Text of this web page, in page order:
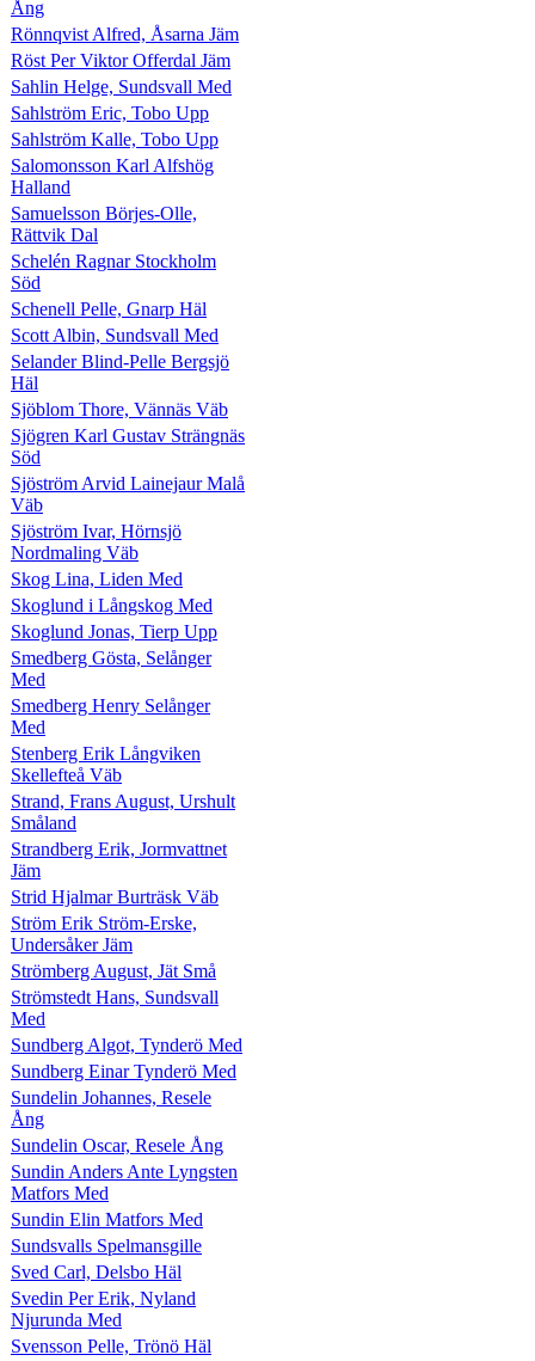
Ång
Rönnqvist Alfred, Åsarna Jäm
Röst Per Viktor Offerdal Jäm
Sahlin Helge, Sundsvall Med
Sahlström Eric, Tobo Upp
Sahlström Kalle, Tobo Upp
Salomonsson Karl Alfshög
Halland
Samuelsson Börjes-Olle,
Rättvik Dal
Schelén Ragnar Stockholm
Söd
Schenell Pelle, Gnarp Häl
Scott Albin, Sundsvall Med
Selander Blind-Pelle Bergsjö
Häl
Sjöblom Thore, Vännäs Väb
Sjögren Karl Gustav Strängnäs
Söd
Sjöström Arvid Lainejaur Malå
Väb
Sjöström Ivar, Hörnsjö
Nordmaling Väb
Skog Lina, Liden Med
Skoglund i Långskog Med
Skoglund Jonas, Tierp Upp
Smedberg Gösta, Selånger
Med
Smedberg Henry Selånger
Med
Stenberg Erik Långviken
Skellefteå Väb
Strand, Frans August, Urshult
Småland
Strandberg Erik, Jormvattnet
Jäm
Strid Hjalmar Burträsk Väb
Ström Erik Ström-Erske,
Undersåker Jäm
Strömberg August, Jät Små
Strömstedt Hans, Sundsvall
Med
Sundberg Algot, Tynderö Med
Sundberg Einar Tynderö Med
Sundelin Johannes, Resele
Ång
Sundelin Oscar, Resele Ång
Sundin Anders Ante Lyngsten
Matfors Med
Sundin Elin Matfors Med
Sundsvalls Spelmansgille
Sved Carl, Delsbo Häl
Svedin Per Erik, Nyland
Njurunda Med
Svensson Pelle, Trönö Häl